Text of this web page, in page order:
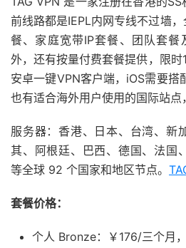
前线路都是IEPL内网专线不过墙
餐、家庭宽带IP套餐、团队套
外，还有按量付费套餐提供，限时
安卓一键VPN客户端，iOS需要搭
也有适合海外用户使用的国际站点
服务器：香港、日本、台湾、新
其、阿根廷、巴西、德国、法国
等全球 92 个国家和地区节点。
套餐价格：
个人 Bronze：￥176/三个月